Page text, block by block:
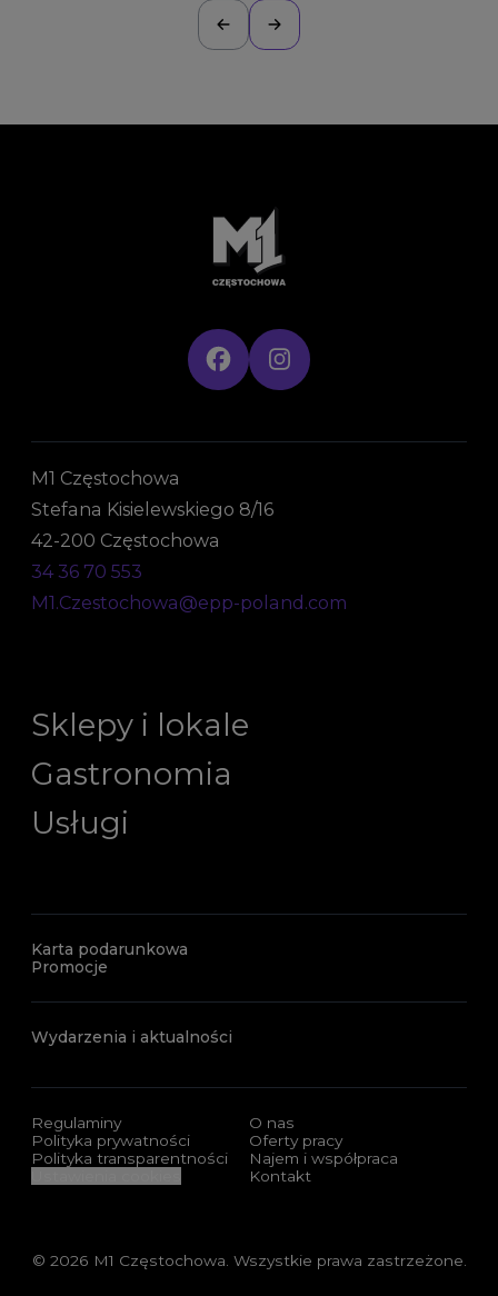
M1 Częstochowa
Stefana Kisielewskiego 8/16
42-200 Częstochowa
34 36 70 553
M1.Czestochowa@epp-poland.com
Sklepy i lokale
Gastronomia
Usługi
Karta podarunkowa
Promocje
Wydarzenia i aktualności
Regulaminy
Polityka prywatności
Polityka transparentności
O nas
Oferty pracy
Najem i współpraca
Kontakt
© 2026 M1 Częstochowa. Wszystkie prawa zastrzeżone.